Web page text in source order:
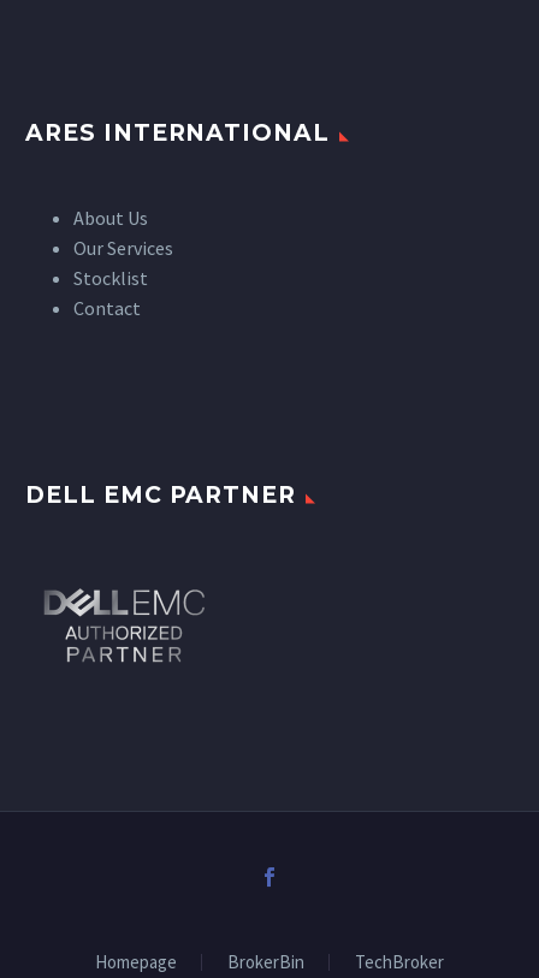
ARES INTERNATIONAL
About Us
Our Services
Stocklist
Contact
DELL EMC PARTNER
Homepage BrokerBin TechBroker